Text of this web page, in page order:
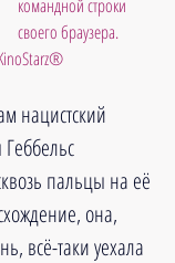
командной строки
своего браузера.
нацистский
пальцы на её
она,
всё-таки уехала